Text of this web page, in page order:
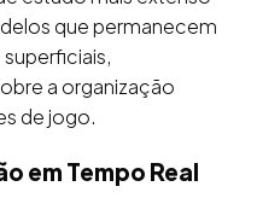
que permanecem
a organização
de jogo.
em Tempo Real